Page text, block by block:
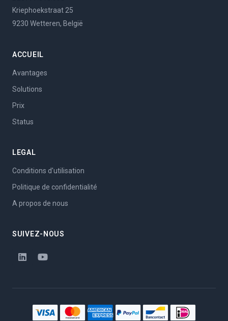
Kriephoekstraat 25
9230 Wetteren, België
ACCUEIL
Avantages
Solutions
Prix
Status
LEGAL
Conditions d'utilisation
Politique de confidentialité
A propos de nous
SUIVEZ-NOUS